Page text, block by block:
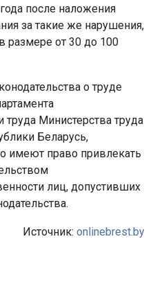
после наложения
за такие же нарушения,
размере от 30 до 100
о труде
труда Министерства труда
Беларусь,
имеют право привлекать
лиц, допустивших
Источник: onlinebrest.by